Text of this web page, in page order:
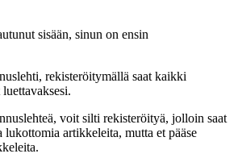
sisään, sinun on ensin
rekisteröitymällä saat kaikki
voit silti rekisteröityä, jolloin saat
artikkeleita, mutta et pääse